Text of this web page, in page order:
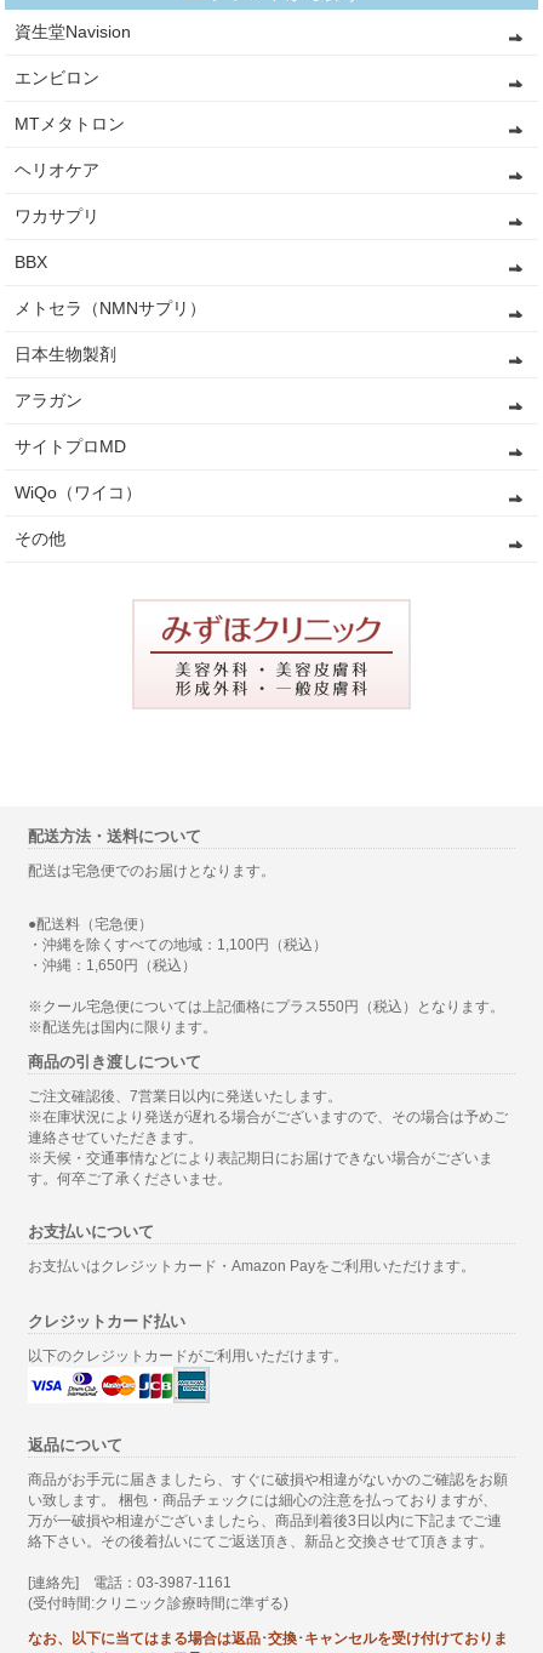
資生堂Navision
エンビロン
MTメタトロン
ヘリオケア
ワカサプリ
BBX
メトセラ（NMNサプリ）
日本生物製剤
アラガン
サイトプロMD
WiQo（ワイコ）
その他
配送方法・送料について
配送は宅急便でのお届けとなります。
●配送料（宅急便）
・沖縄を除くすべての地域：1,100円（税込）
・沖縄：1,650円（税込）
※クール宅急便については上記価格にプラス550円（税込）となります。
※配送先は国内に限ります。
商品の引き渡しについて
ご注文確認後、7営業日以内に発送いたします。
※在庫状況により発送が遅れる場合がございますので、その場合は予めご
連絡させていただきます。
※天候・交通事情などにより表記期日にお届けできない場合がございま
す。何卒ご了承くださいませ。
お支払いについて
お支払いはクレジットカード・Amazon Payをご利用いただけます。
クレジットカード払い
以下のクレジットカードがご利用いただけます。
返品について
商品がお手元に届きましたら、すぐに破損や相違がないかのご確認をお願
い致します。 梱包・商品チェックには細心の注意を払っておりますが、
万が一破損や相違がございましたら、商品到着後3日以内に下記までご連
絡下さい。その後着払いにてご返送頂き、新品と交換させて頂きます。
[連絡先] 電話：03-3987-1161
(受付時間:クリニック診療時間に準ずる)
なお、以下に当てはまる場合は返品･交換･キャンセルを受け付けておりま